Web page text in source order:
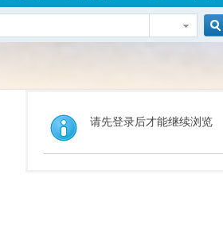
索
请先登录后才能继续浏览